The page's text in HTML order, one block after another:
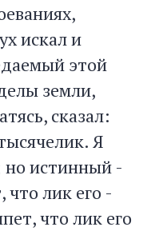
искал и
этой
земли,
сказал:
Я
но истинный -
что лик его -
что лик его